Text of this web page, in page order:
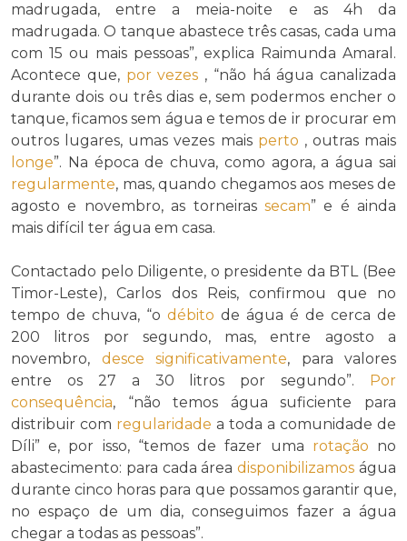
madrugada, entre a meia-noite e as 4h da
madrugada. O tanque abastece três casas, cada uma
com 15 ou mais pessoas”, explica Raimunda Amaral.
Acontece que, por vezes , “não há água canalizada
durante dois ou três dias e, sem podermos encher o
tanque, ficamos sem água e temos de ir procurar em
outros lugares, umas vezes mais perto , outras mais
longe”. Na época de chuva, como agora, a água sai
regularmente, mas, quando chegamos aos meses de
agosto e novembro, as torneiras secam” e é ainda
mais difícil ter água em casa.
Contactado pelo Diligente, o presidente da BTL (Bee
Timor-Leste), Carlos dos Reis, confirmou que no
tempo de chuva, “o débito de água é de cerca de
200 litros por segundo, mas, entre agosto a
novembro, desce significativamente, para valores
entre os 27 a 30 litros por segundo”.
Por
consequência, “não temos água suficiente para
distribuir com regularidade a toda a comunidade de
Díli” e, por isso, “temos de fazer uma rotação no
abastecimento: para cada áreadisponibilizamoságua
durante cinco horas para que possamos garantir que,
no espaço de um dia, conseguimos fazer a água
chegar a todas as pessoas”.